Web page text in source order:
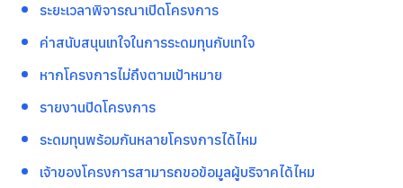
ระยะเวลาพิจารณาเปิดโครงการ
ค่าสนับสนุนเทใจในการระดมทุนกับเทใจ
หากโครงการไม่ถึงตามเป้าหมาย
รายงานปิดโครงการ
ระดมทุนพร้อมกันหลายโครงการได้ไหม
เจ้าของโครงการสามารถขอข้อมูลผู้บริจาคได้ไหม